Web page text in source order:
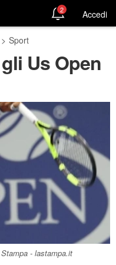
2 Accedi
> Sport
Us Open
- lastampa.it